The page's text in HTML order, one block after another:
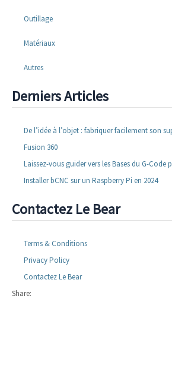
Outillage
Matériaux
Autres
Derniers Articles
De l’idée à l’objet : fabriquer facilement son
Fusion 360
Laissez-vous guider vers les Bases du G-Code
Installer bCNC sur un Raspberry Pi en 2024
Contactez Le Bear
Terms & Conditions
Privacy Policy
Contactez Le Bear
Share: